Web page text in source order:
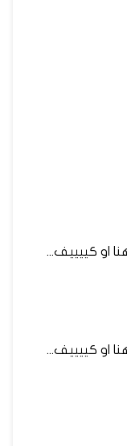
او كييييف...
او كييييف...